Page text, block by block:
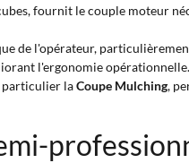
fournit le couple moteur
de l'opérateur,
l'ergonomie opérationnelle.
particulier laCoupe Mulching,